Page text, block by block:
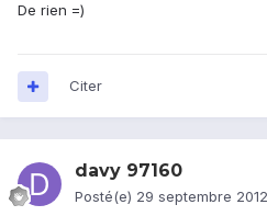
De rien =)
Citer
davy 97160
Posté(e) 29 septembre 2012